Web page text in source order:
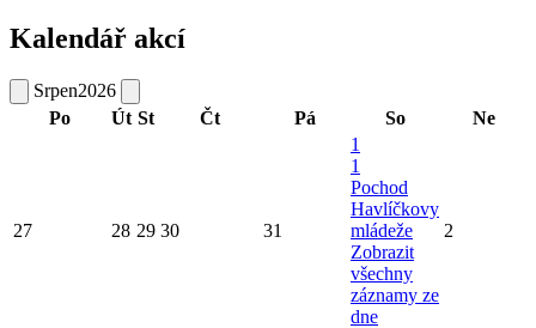
Kalendář akcí
Srpen2026
Po
Út St Čt Pá So Ne
27 28 29 30 31
1
1
Pochod
Havlíčkovy
mládeže
Zobrazit
všechny
záznamy ze
dne
2